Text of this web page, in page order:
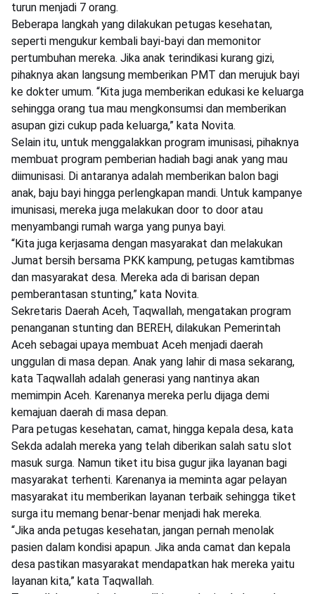
turun menjadi 7 orang.
Beberapa langkah yang dilakukan petugas kesehatan,
seperti mengukur kembali bayi-bayi dan memonitor
pertumbuhan mereka. Jika anak terindikasi kurang gizi,
pihaknya akan langsung memberikan PMT dan merujuk bayi
ke dokter umum. “Kita juga memberikan edukasi ke keluarga
sehingga orang tua mau mengkonsumsi dan memberikan
asupan gizi cukup pada keluarga,” kata Novita.
Selain itu, untuk menggalakkan program imunisasi, pihaknya
membuat program pemberian hadiah bagi anak yang mau
diimunisasi. Di antaranya adalah memberikan balon bagi
anak, baju bayi hingga perlengkapan mandi. Untuk kampanye
imunisasi, mereka juga melakukan door to door atau
menyambangi rumah warga yang punya bayi.
“Kita juga kerjasama dengan masyarakat dan melakukan
Jumat bersih bersama PKK kampung, petugas kamtibmas
dan masyarakat desa. Mereka ada di barisan depan
pemberantasan stunting,” kata Novita.
Sekretaris Daerah Aceh, Taqwallah, mengatakan program
penanganan stunting dan BEREH, dilakukan Pemerintah
Aceh sebagai upaya membuat Aceh menjadi daerah
unggulan di masa depan. Anak yang lahir di masa sekarang,
kata Taqwallah adalah generasi yang nantinya akan
memimpin Aceh. Karenanya mereka perlu dijaga demi
kemajuan daerah di masa depan.
Para petugas kesehatan, camat, hingga kepala desa, kata
Sekda adalah mereka yang telah diberikan salah satu slot
masuk surga. Namun tiket itu bisa gugur jika layanan bagi
masyarakat terhenti. Karenanya ia meminta agar pelayan
masyarakat itu memberikan layanan terbaik sehingga tiket
surga itu memang benar-benar menjadi hak mereka.
“Jika anda petugas kesehatan, jangan pernah menolak
pasien dalam kondisi apapun. Jika anda camat dan kepala
desa pastikan masyarakat mendapatkan hak mereka yaitu
layanan kita,” kata Taqwallah.